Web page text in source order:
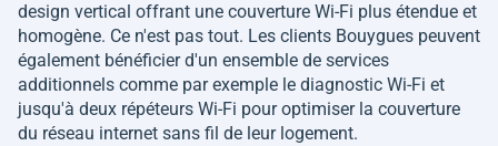
design vertical offrant une couverture Wi-Fi plus étendue et
homogène. Ce n'est pas tout. Les clients Bouygues peuvent
également bénéficier d'un ensemble de services
additionnels comme par exemple le diagnostic Wi-Fi et
jusqu'à deux répéteurs Wi-Fi pour optimiser la couverture
du réseau internet sans fil de leur logement.